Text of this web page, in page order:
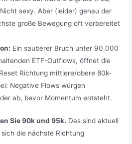
sexy. Aber (leider) genau der
große Bewegung oft vorbereitet
Ein sauberer Bruch unter 90.000
ETF-Outflows, öffnet die
Richtung mittlere/obere 80k-
Negative Flows würgen
ab, bevor Momentum entsteht.
Sie 90k und 95k. Das sind aktuell
die nächste Richtung